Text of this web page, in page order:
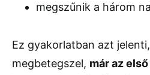
megszűnik a három
Ez gyakorlatban azt
megbetegszel, már az